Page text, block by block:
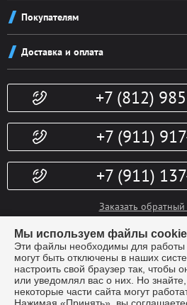
Реквизиты
Новости
Контакты
Покупателям
Система скидок
Конфиденциальность
Гарантии
Доп. услуги
Доставка и оплата
Политика возврата
+7 (812)
+7 (911)
+7 (911)
Заказать
info@kubki-
Мы используем файлы
Эти файлы необходимы для работы
могут быть отключены в наших
настроить свой браузер так, чтобы
или уведомлял вас о них. Но
некоторые части сайта могут